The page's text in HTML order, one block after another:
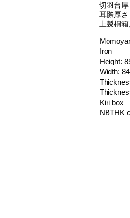
切羽台
耳際厚
上製桐箱
Iron
Height:
Width:
Kiri box
NBTHK